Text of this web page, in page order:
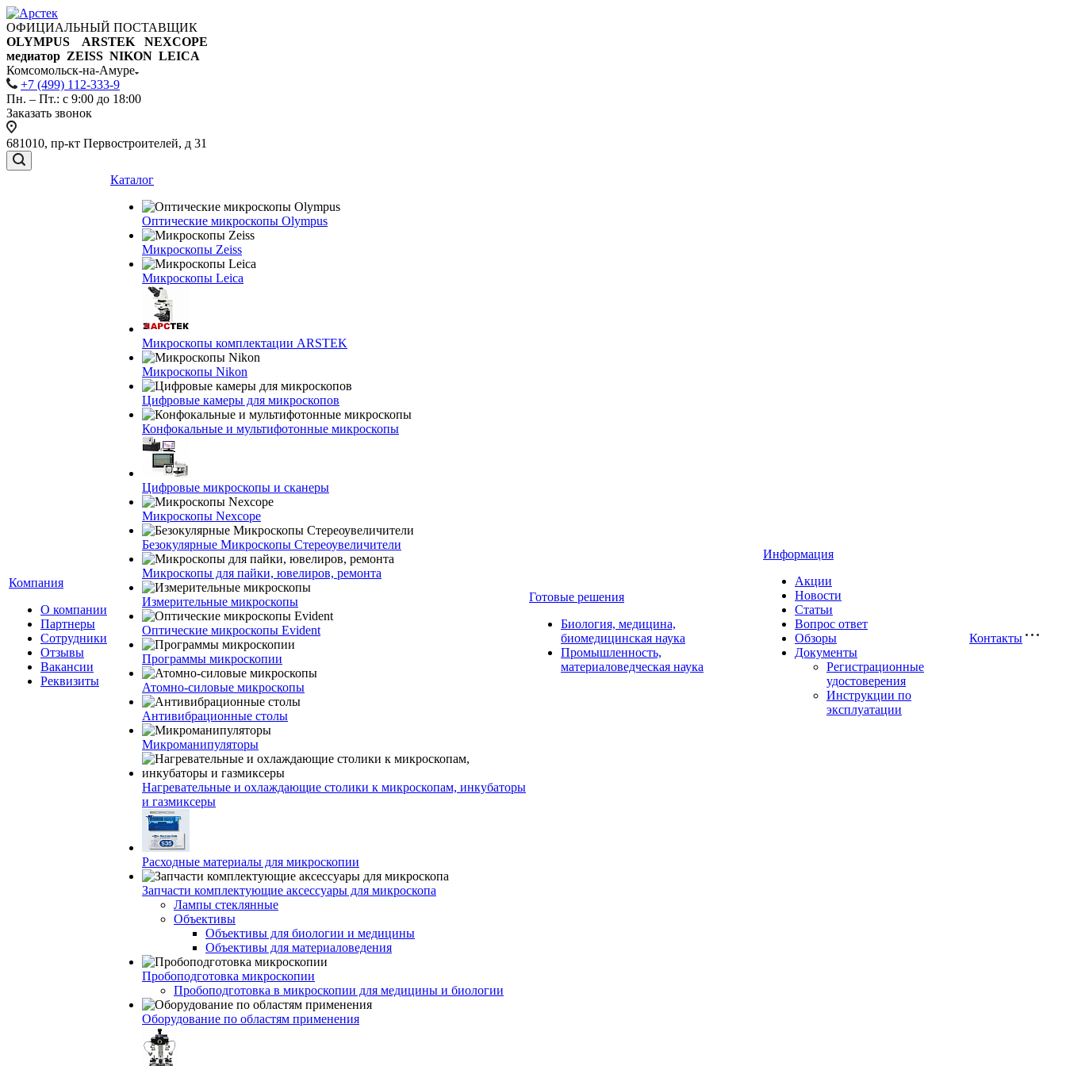
ОФИЦИАЛЬНЫЙ ПОСТАВЩИК
OLYMPUS ARSTEK NEXCOPE
медиатор ZEISS NIKON LEICA
Комсомольск-на-Амуре
+7 (499) 112-333-9
Пн. – Пт.: с 9:00 до 18:00
Заказать звонок
681010, пр-кт Первостроителей, д 31
Компания
О компании
Партнеры
Сотрудники
Отзывы
Вакансии
Реквизиты
Каталог
Оптические микроскопы Olympus
Микроскопы Zeiss
Микроскопы Leica
Микроскопы комплектации ARSTEK
Микроскопы Nikon
Цифровые камеры для микроскопов
Конфокальные и мультифотонные микроскопы
Цифровые микроскопы и сканеры
Микроскопы Nexcope
Безокулярные Микроскопы Стереоувеличители
Микроскопы для пайки, ювелиров, ремонта
Измерительные микроскопы
Оптические микроскопы Evident
Программы микроскопии
Атомно-силовые микроскопы
Антивибрационные столы
Микроманипуляторы
Нагревательные и охлаждающие столики к микроскопам, инкубаторы
и газмиксеры
Расходные материалы для микроскопии
Запчасти комплектующие аксессуары для микроскопа
Лампы стеклянные
Объективы
Объективы для биологии и медицины
Объективы для материаловедения
Пробоподготовка микроскопии
Пробоподготовка в микроскопии для медицины и биологии
Оборудование по областям применения
Готовые решения
Биология, медицина,
биомедицинская наука
Промышленность,
материаловедческая наука
Информация
Акции
Новости
Статьи
Вопрос ответ
Обзоры
Документы
Регистрационные
удостоверения
Инструкции по
эксплуатации
Контакты